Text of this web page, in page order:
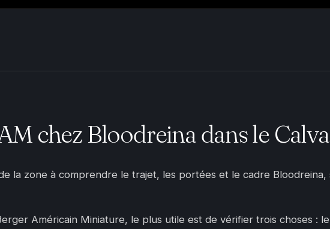
chez Bloodreina dans le
la zone à comprendre le trajet, les portées et le cadre
Américain Miniature, le plus utile est de vérifier trois choses :